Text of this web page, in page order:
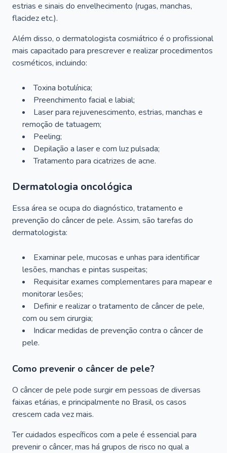
estrias e sinais do envelhecimento (rugas, manchas,
flacidez etc.).
Além disso, o dermatologista cosmiátrico é o profissional
mais capacitado para prescrever e realizar procedimentos
cosméticos, incluindo:
Toxina botulínica;
Preenchimento facial e labial;
Laser para rejuvenescimento, estrias, manchas e
remoção de tatuagem;
Peeling;
Depilação a laser e com luz pulsada;
Tratamento para cicatrizes de acne.
Dermatologia oncológica
Essa área se ocupa do diagnóstico, tratamento e
prevenção do câncer de pele. Assim, são tarefas do
dermatologista:
Examinar pele, mucosas e unhas para identificar
lesões, manchas e pintas suspeitas;
Requisitar exames complementares para mapear e
monitorar lesões;
Definir e realizar o tratamento de câncer de pele,
com ou sem cirurgia;
Indicar medidas de prevenção contra o câncer de
pele.
Como prevenir o câncer de pele?
O câncer de pele pode surgir em pessoas de diversas
faixas etárias, e principalmente no Brasil, os casos
crescem cada vez mais.
Ter cuidados específicos com a pele é essencial para
prevenir o câncer, mas há grupos de risco no qual a